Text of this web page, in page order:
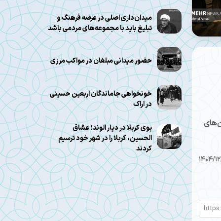
1404/
میدان‌داری اصلی در عرصه فرهنگ و
تبلیغ باید با مجموعه‌های مردمی باشد
حضور میدانی مبلغان در مواکب مرزی
خونخواهی جاماندگان اربعین حسینی
در اراک
بوی کربلا در دیار الوند؛ عشاق
الحسین، کربلا را در شهر خود ترسیم
کردند